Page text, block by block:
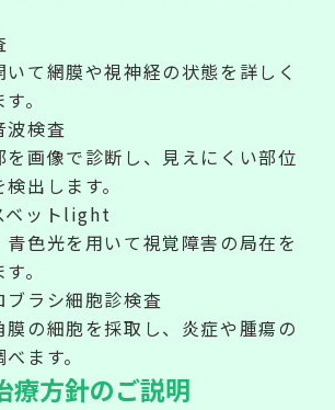
いて網膜や視神経の状態を詳しく
。
波検査
を画像で診断し、見えにくい部位
出します。
ベットlight
青色光を用いて視覚障害の局在を
。
ブラシ細胞診検査
膜の細胞を採取し、炎症や腫瘍の
ます。
療方針のご説明